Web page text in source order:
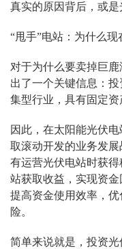
真实的原因背后，或是
“甩手”电站：为什么现
对于为什么要卖掉巨
出了一个关键信息：
集型行业，具有固定资
因此，在太阳能光伏
取滚动开发的业务发
有运营光伏电站时获
站获取收益，实现资金
提高资金使用效率，
险。
简单来说就是，投资